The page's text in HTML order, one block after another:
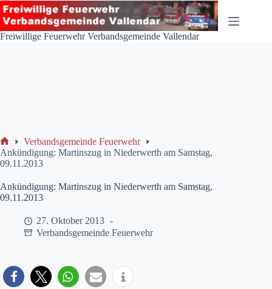
Zum
Inhalt
springen
Freiwillige Feuerwehr Verbandsgemeinde Vallendar
Start
Verbandsgemeinde Feuerwehr
Ankündigung: Martinszug in Niederwerth am Samstag,
09.11.2013
Ankündigung: Martinszug in Niederwerth am Samstag,
09.11.2013
27. Oktober 2013
Verbandsgemeinde Feuerwehr